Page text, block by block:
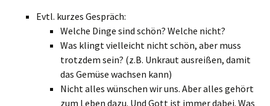
Evtl. kurzes Gespräch:
Welche Dinge sind schön? Welche nicht?
Was klingt vielleicht nicht schön, aber muss
trotzdem sein? (z.B. Unkraut ausreißen, damit
das Gemüse wachsen kann)
Nicht alles wünschen wir uns. Aber alles gehört
zum Leben dazu. Und Gott ist immer dabei. Was